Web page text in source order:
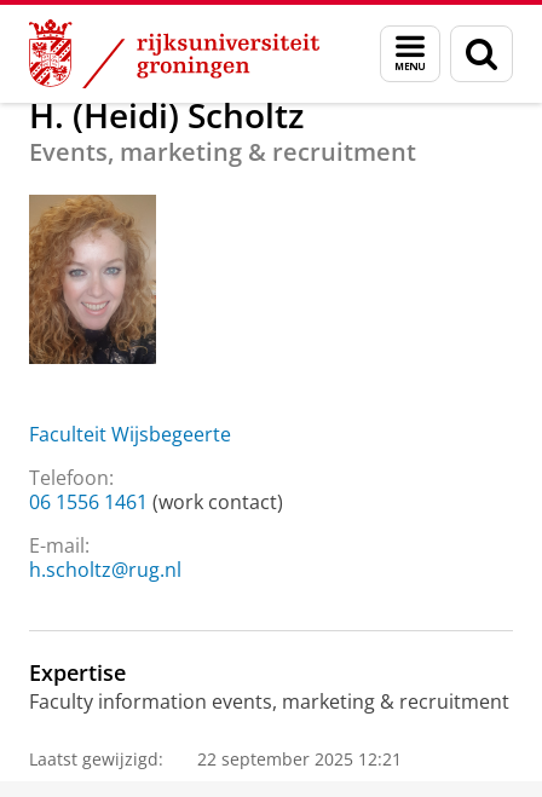
Skip
Content
Skip
Navigation
Menu
en
zoeken
Over ons H. (Heidi) Scholtz
H. (Heidi) Scholtz
Events, marketing & recruitment
Faculteit Wijsbegeerte
Telefoon:
06 1556 1461 (work contact)
E-mail:
h.scholtz@rug.nl
Expertise
Faculty information events, marketing & recruitment
Laatst gewijzigd: 22 september 2025 12:21